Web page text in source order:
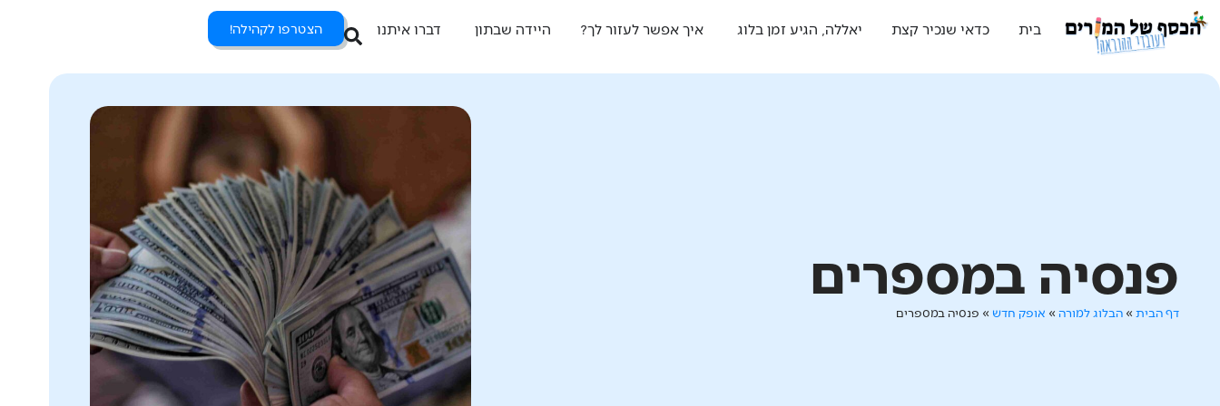
בית כדאי שנכיר קצת יאללה, הגיע זמן בלוג איך אפשר לעזור לך? היידה שבתון דברו איתנו הצטרפו לקהילה!
פנסיה במספרים
דף הבית »הבלוג למורה » אופק חדש » פנסיה במספרים